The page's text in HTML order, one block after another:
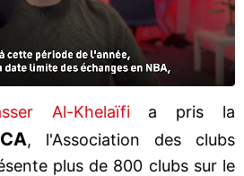
Al-Khelaïfia pris la
, l'Association des clubs
plus de 800 clubs sur le